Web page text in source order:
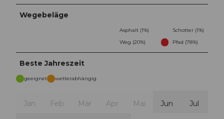
Wegebeläge
Asphalt (1%)
Schotter (1%)
Weg (20%)
Pfad (78%)
Beste Jahreszeit
geeignet wetterabhängig
Jan Feb Mär Apr Mai Jun Jul